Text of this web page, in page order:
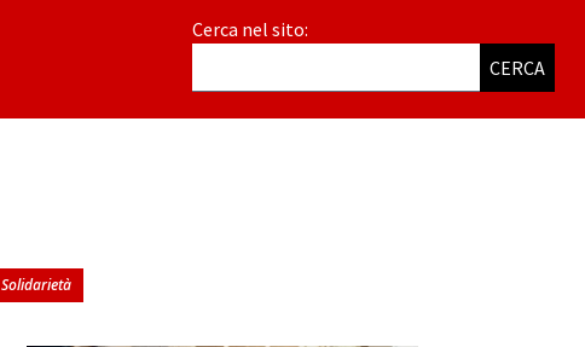
Cerca nel sito:
CERCA
Solidarietà